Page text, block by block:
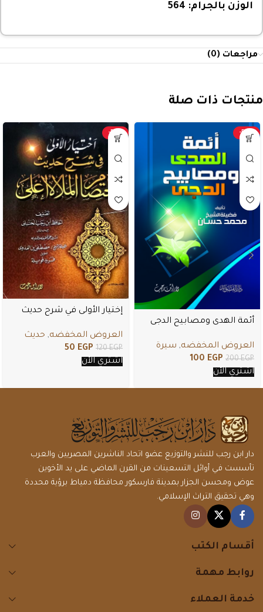
الوزن بالجرام:
مراجعات (0)
منتجات ذات صلة
-50%
أئمة الهدى ومصابيح الدجى
العروض المخفضه, سيرة
200EGP
100 EGP
اشتري الأن
-58%
إختيار الأولى في شرح حديث
العروض المخفضه, حديث
120EGP
50 EGP
اشتري الأن
دار ابن رجب للنشر والتوزيع عضو اتحاد الناشرين المصريين والعرب
تأسست في أوائل التسعينات من القرن الماضي على يد الأخوين
عوض ومحسن الجزار بمدينة فارسكور محافظة دمياط برؤية محددة
وهي تحقيق التراث الإسلامي.
أقسام الكتب
روابط مهمة
خدمة العملاء